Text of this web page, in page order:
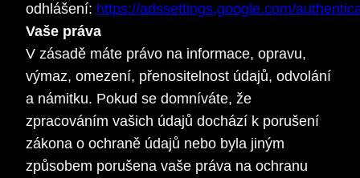
odhlášení: https://adssettings.google.com/
Vaše práva
V zásadě máte právo na informace, opravu,
výmaz, omezení, přenositelnost údajů, odvolání
a námitku. Pokud se domníváte, že
zpracováním vašich údajů dochází k porušení
zákona o ochraně údajů nebo byla jiným
způsobem porušena vaše práva na ochranu